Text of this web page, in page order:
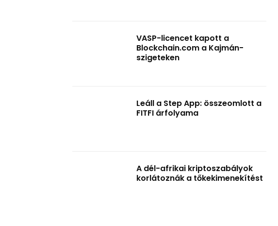
VASP-licencet kapott a
Blockchain.com a Kajmán-
szigeteken
Leáll a Step App: összeomlott a
FITFI árfolyama
A dél-afrikai kriptoszabályok
korlátoznák a tőkekimenekítést